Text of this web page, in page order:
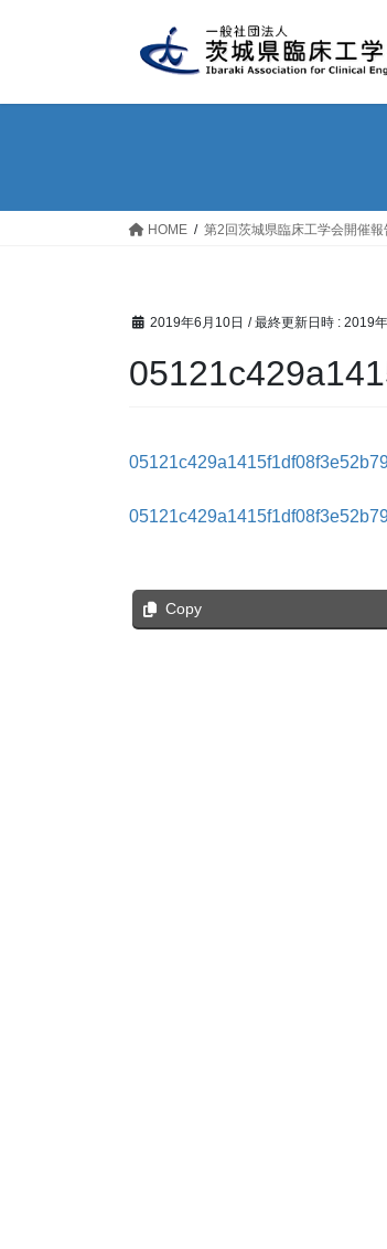
HOME 第2回茨城県臨床工学会開催報
2019年6月10日 / 最終更新日時 : 2019
Copy